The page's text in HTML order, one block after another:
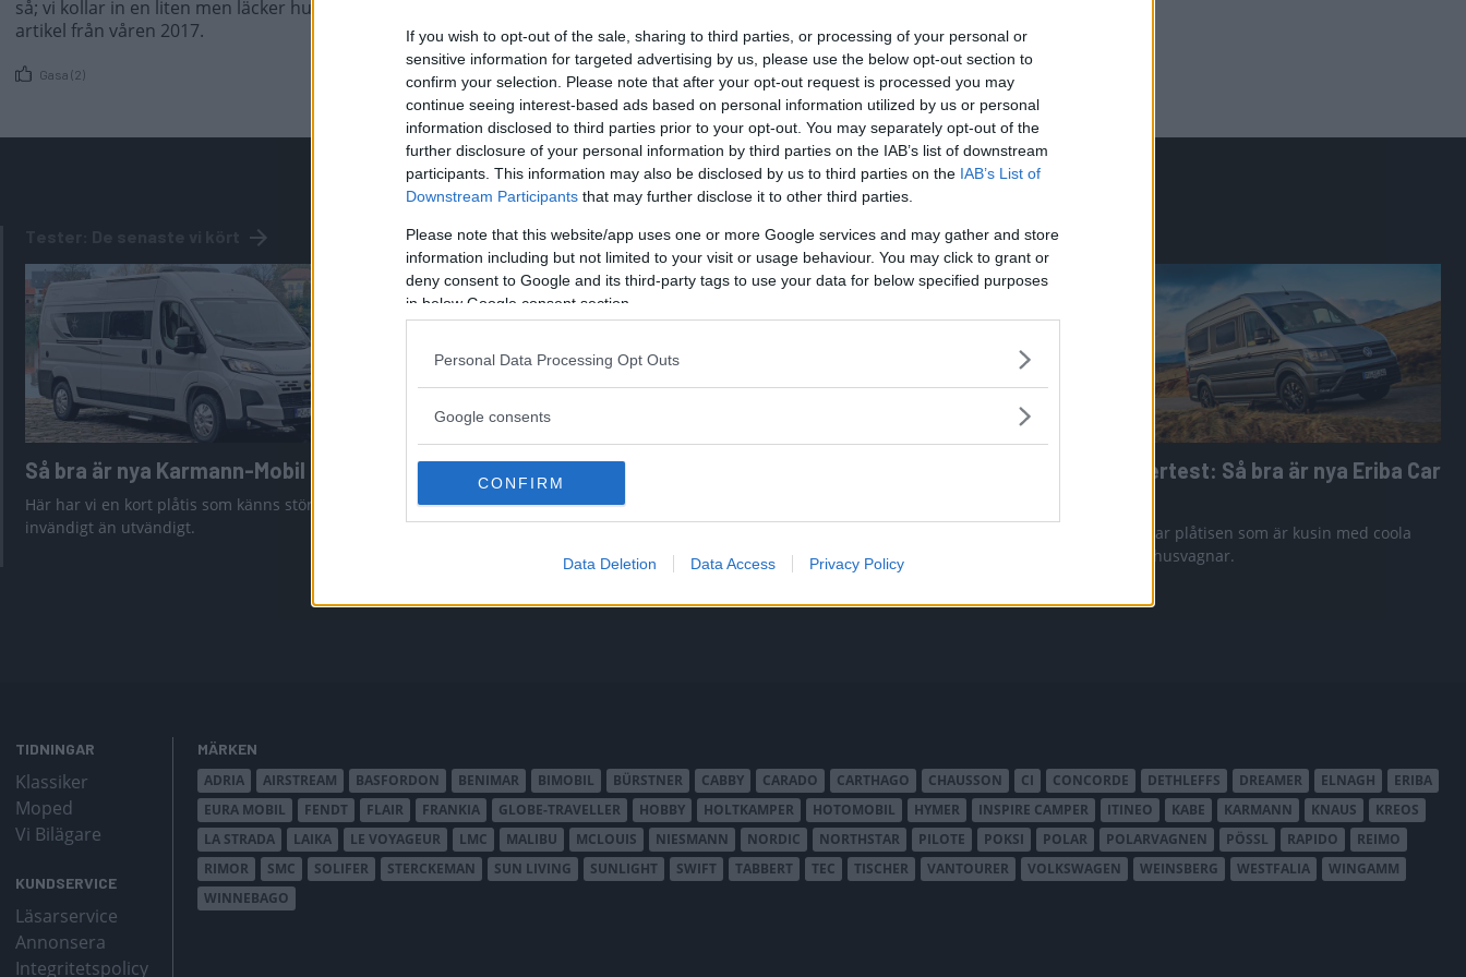
If you wish to opt-out of the sale, sharing to third parties, or processing of your personal or
sensitive information for targeted advertising by us, please use the below opt-out section to
confirm your selection. Please note that after your opt-out request is processed you may
continue seeing interest-based ads based on personal information utilized by us or personal
information disclosed to third parties prior to your opt-out. You may separately opt-out of the
further disclosure of your personal information by third parties on the IAB’s list of downstream
participants. This information may also be disclosed by us to third parties on the IAB’s List of
Downstream Participants that may further disclose it to other third parties.
Please note that this website/app uses one or more Google services and may gather and store
information including but not limited to your visit or usage behaviour. You may click to grant or
deny consent to Google and its third-party tags to use your data for below specified purposes
in below Google consent section.
Personal Data Processing Opt Outs
Google consents
CONFIRM
Data Deletion Data Access Privacy Policy
så; vi kollar in en liten men läcker husbil som tar sig fram där andra stannar. Vi bjuder på denna
artikel från våren 2017.
Gasa (2)
Så bra är nya Karmann-Mobil
Här har vi en kort plåtis som känns större
invändigt än utvändigt.
Tabbert Cazadora: Snygg vagn
för designmedvetna
smalare och därmed lättare serien C2
Tourer.
Supertest: Så bra är nya Eriba Car
Vi testar plåtisen som är kusin med coola
Eriba husvagnar.
TIDNINGAR
Klassiker
Moped
Vi Bilägare
KUNDSERVICE
Läsarservice
Annonsera
Integritetspolicy
MÄRKEN
ADRIA
AIRSTREAM BASFORDON BENIMAR BIMOBIL BÜRSTNER CABBY CARADO CARTHAGO CHAUSSON CI CONCORDE DETHLEFFS DREAMER ELNAGH
ERIBA
EURA MOBIL
FENDT FLAIR FRANKIA GLOBE-TRAVELLER HOBBY HOLTKAMPER HOTOMOBIL HYMER INSPIRE CAMPER ITINEO KABE KARMANN KNAUS
KREOS
LA STRADA
LAIKA LE VOYAGEUR LMC MALIBU MCLOUIS NIESMANN NORDIC NORTHSTAR PILOTE POKSI POLAR POLARVAGNEN PÖSSL RAPIDO
REIMO
RIMOR
SMC SOLIFER STERCKEMAN SUN LIVING SUNLIGHT SWIFT TABBERT TEC TISCHER VANTOURER VOLKSWAGEN WEINSBERG WESTFALIA
WINGAMM
WINNEBAGO